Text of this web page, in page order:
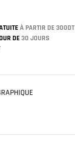
À PARTIR DE 300DT
DE 30 JOURS